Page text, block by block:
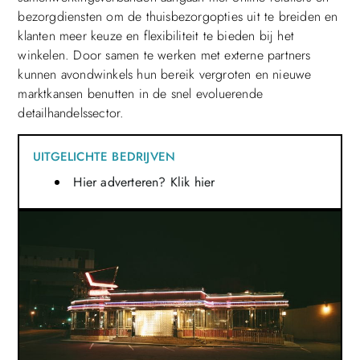
bezorgdiensten om de thuisbezorgopties uit te breiden en
klanten meer keuze en flexibiliteit te bieden bij het
winkelen. Door samen te werken met externe partners
kunnen avondwinkels hun bereik vergroten en nieuwe
marktkansen benutten in de snel evoluerende
detailhandelssector.
UITGELICHTE BEDRIJVEN
Hier adverteren? Klik hier